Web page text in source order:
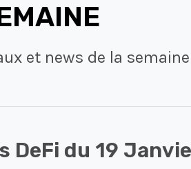
et news de la
du 19